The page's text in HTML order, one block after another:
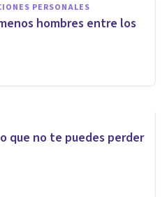
PERSONALES
hombres entre los
qué es,
que no te puedes perder